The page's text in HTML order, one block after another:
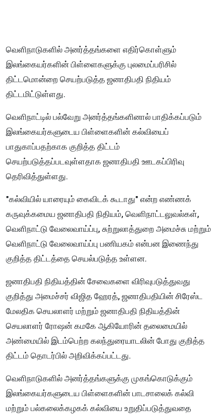
வெளிநாடுகளில் அனர்த்தங்களை எதிர்கொள்ளும்
இலங்கையர்களின் பிள்ளைகளுக்கு புலமைப்பரிசில்
திட்டமொன்றை செயற்படுத்த ஜனாதிபதி நிதியம்
திட்டமிட்டுள்ளது.
வெளிநாட்டில் பல்வேறு அனர்த்தங்களினால் பாதிக்கப்படும்
இலங்கையர்களுடைய பிள்ளைகளின் கல்வியைப்
பாதுகாப்பதற்காக குறித்த திட்டம்
செயற்படுத்தப்படவுள்ளதாக ஜனாதிபதி ஊடகப்பிரிவு
தெரிவித்துள்ளது.
"கல்வியில் யாரையும் கைவிடக் கூடாது" என்ற எண்ணக்
கருவுக்கமைய ஜனாதிபதி நிதியம், வெளிநாட்டலுவல்கள்,
வெளிநாட்டு வேலைவாய்ப்பு, சுற்றுலாத்துறை அமைச்சு மற்றும்
வெளிநாட்டு வேலைவாய்ப்பு பணியகம் என்பன இணைந்து
குறித்த திட்டத்தை செயல்படுத்த உள்ளன.
ஜனாதிபதி நிதியத்தின் சேவைகளை விரிவுபடுத்துவது
குறித்து அமைச்சர் விஜித ஹேரத், ஜனாதிபதியின் சிரேஸ்ட
மேலதிக செயலாளர் மற்றும் ஜனாதிபதி நிதியத்தின்
செயலாளர் ரோஷன் கமகே ஆகியோரின் தலைமையில்
அண்மையில் இடம்பெற்ற கலந்துரையாடலின் போது குறித்த
திட்டம் தொடர்பில் அறிவிக்கப்பட்டது.
வெளிநாடுகளில் அனர்த்தங்களுக்கு முகங்கொடுக்கும்
இலங்கையர்களுடைய பிள்ளைகளின் பாடசாலைக் கல்வி
மற்றும் பல்கலைக்கழகக் கல்வியை உறுதிப்படுத்துவதை